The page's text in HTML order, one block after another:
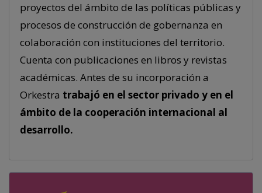
proyectos del ámbito de las políticas públicas y
procesos de construcción de gobernanza en
colaboración con instituciones del territorio.
Cuenta con publicaciones en libros y revistas
académicas. Antes de su incorporación a
Orkestra trabajó en el sector privado y en el
ámbito de la cooperación internacional al
desarrollo.